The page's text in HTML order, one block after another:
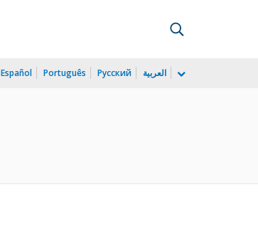
Español Português Русский العربية